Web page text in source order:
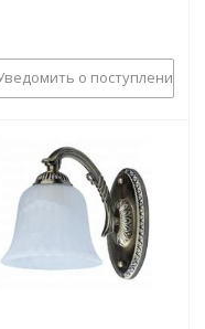
о поступлении